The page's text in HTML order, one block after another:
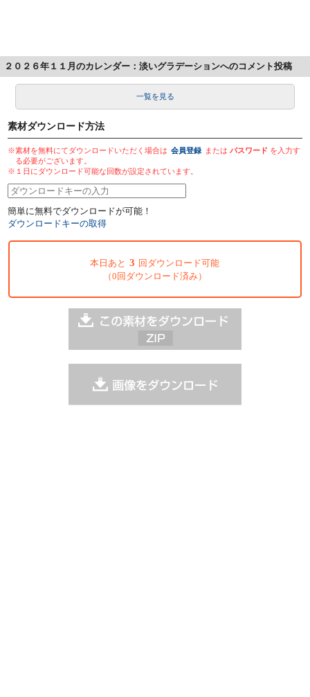
２０２６年１１月のカレンダー：淡いグラデーションへのコメント投稿
一覧を見る
素材ダウンロード方法
※素材を無料にてダウンロードいただく場合は 会員登録 またはパスワード を入力す
る必要がございます。
※１日にダウンロード可能な回数が設定されています。
簡単に無料でダウンロードが可能！
ダウンロードキーの取得
本日あと 3 回ダウンロード可能
（0回ダウンロード済み）